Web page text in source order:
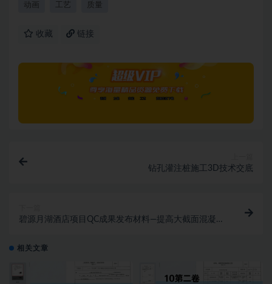
动画 工艺 质量
收藏 链接
钻孔灌注桩施工3D技术交底
碧源月湖酒店项目QC成果发布材料—提高大截面混凝土
相关文章